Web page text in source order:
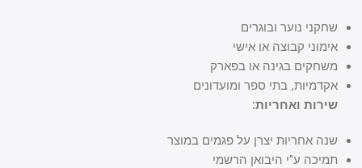
שחקני נוער ובוגרים
אימוני קבוצה או אישי
משחקים בגינה או בפארק
אקדמיות, בתי ספר ומועדונים
שירות ואחריות:
שנה אחריות יצרן על פגמים במוצר
תמיכה ע"י היבואן הרשמי